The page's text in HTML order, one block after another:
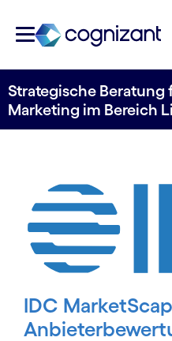
Strategische Beratung
Marketing im Bereich
IDC